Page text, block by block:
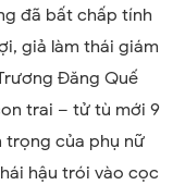
đã bất chấp tính
giả làm thái giám
Đăng Quế
trai – tử tù mới 9
trọng của phụ nữ
hậu trói vào cọc